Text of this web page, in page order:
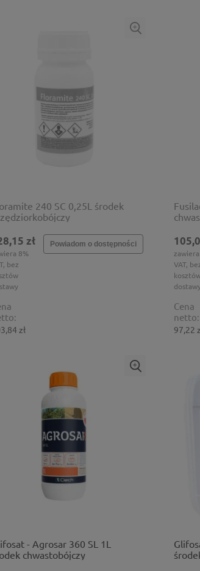
240 SC 0,25L środek
zł
8%
bez
zł
Powiadom o dostępności
VAT,
Cena
netto:
97,22
- Agrosar 360 SL 1L
chwastobójczy